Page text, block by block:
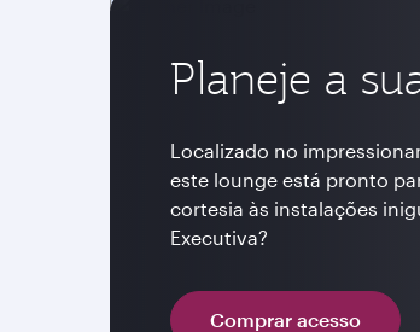
Planeje a
Localizado no
este lounge está pronto
cortesia às instalações
Executiva?
Comprar acesso